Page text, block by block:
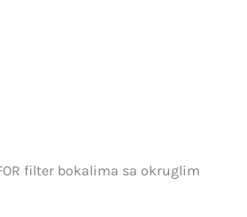
filter bokalima sa okruglim